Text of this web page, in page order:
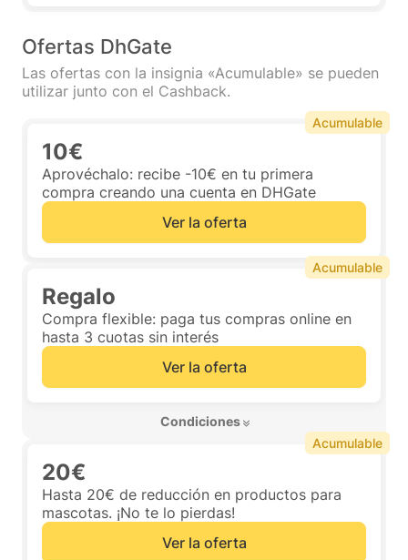
Ofertas DhGate
Las ofertas con la insignia «Acumulable» se pueden
utilizar junto con el Cashback.
10€
Aprovéchalo: recibe -10€ en tu primera
compra creando una cuenta en DHGate
Ver la oferta
Acumulable
Regalo
Compra flexible: paga tus compras online en
hasta 3 cuotas sin interés
Ver la oferta
Condiciones
Acumulable
20€
Hasta 20€ de reducción en productos para
mascotas. ¡No te lo pierdas!
Ver la oferta
Acumulable